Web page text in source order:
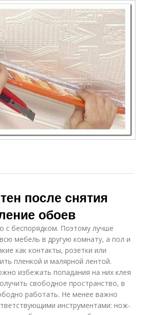
после снятия
обоев
с беспорядком. Поэтому лучше
мебель в другую комнату, а пол и
как контакты, розетки или
пленкой и малярной лентой.
избежать попадания на них клея
свободное пространство, в
работать. Не менее важно
инструментами: нож-